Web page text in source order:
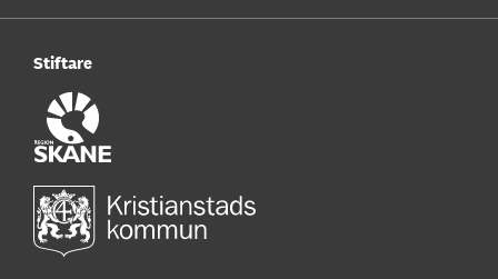
Stiftare